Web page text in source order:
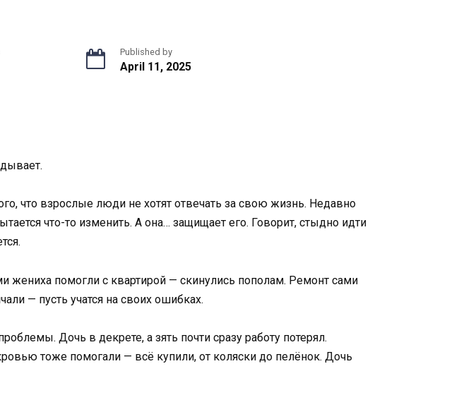
Published by
April 11, 2025
что взрослые люди не хотят отвечать за свою жизнь. Недавно
что-то изменить. А она… защищает его. Говорит, стыдно идти
помогли с квартирой — скинулись пополам. Ремонт сами
— пусть учатся на своих ошибках.
Дочь в декрете, а зять почти сразу работу потерял.
тоже помогали — всё купили, от коляски до пелёнок. Дочь